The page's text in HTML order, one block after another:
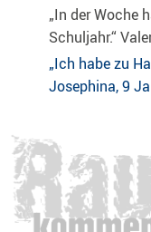
„In der Woche
Schuljahr.“
„Ich habe zu
Josephina, 9